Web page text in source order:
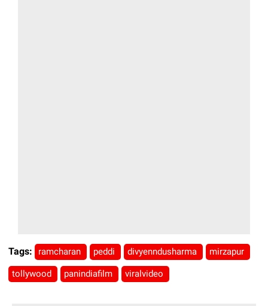
Tags: ramcharan peddi divyenndusharma mirzapur
tollywood panindiafilm viralvideo